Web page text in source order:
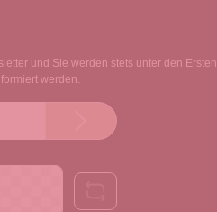
und Sie werden stets unter den Ersten
werden.